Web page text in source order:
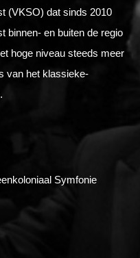
(VKSO) dat sinds 2010
binnen- en buiten de regio
hoge niveau steeds meer
van het klassieke-
Symfonie